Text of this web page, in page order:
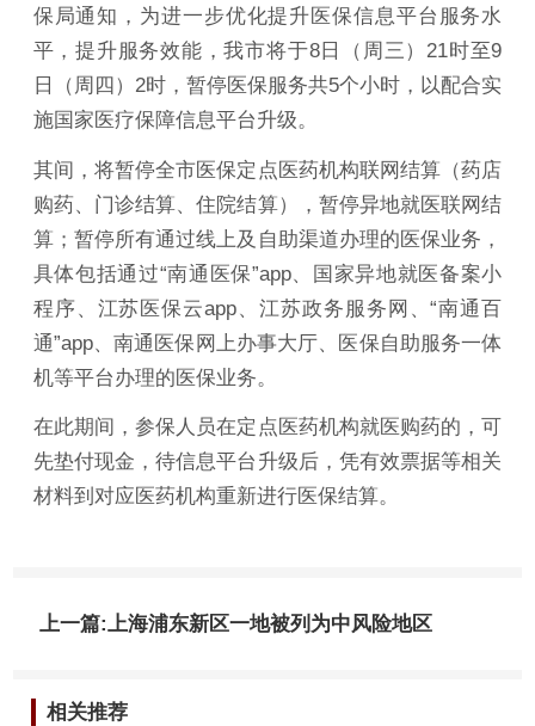
保局通知，为进一步优化提升医保信息平台服务水
平，提升服务效能，我市将于8日（周三）21时至9
日（周四）2时，暂停医保服务共5个小时，以配合实
施国家医疗保障信息平台升级。
其间，将暂停全市医保定点医药机构联网结算（药店
购药、门诊结算、住院结算），暂停异地就医联网结
算；暂停所有通过线上及自助渠道办理的医保业务，
具体包括通过“南通医保”app、国家异地就医备案小
程序、江苏医保云app、江苏政务服务网、“南通百
通”app、南通医保网上办事大厅、医保自助服务一体
机等平台办理的医保业务。
在此期间，参保人员在定点医药机构就医购药的，可
先垫付现金，待信息平台升级后，凭有效票据等相关
材料到对应医药机构重新进行医保结算。
上一篇:上海浦东新区一地被列为中风险地区
相关推荐